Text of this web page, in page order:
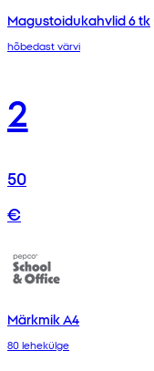
Magustoidukahvlid 6 tk
hõbedast värvi
2
50
€
Märkmik A4
80 lehekülge